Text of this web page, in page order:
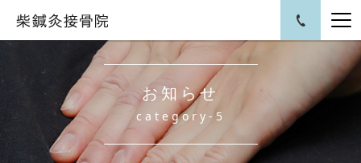
お知らせ
category-5